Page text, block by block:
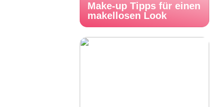
Make-up Tipps für einen
makellosen Look